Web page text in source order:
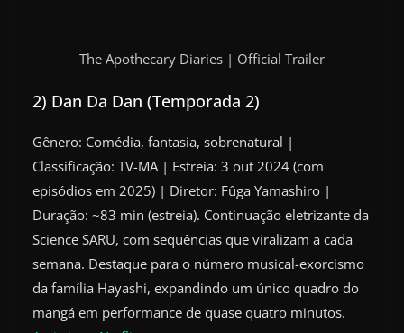
The Apothecary Diaries | Official Trailer
2) Dan Da Dan (Temporada 2)
Gênero: Comédia, fantasia, sobrenatural |
Classificação: TV-MA | Estreia: 3 out 2024 (com
episódios em 2025) | Diretor: Fûga Yamashiro |
Duração: ~83 min (estreia). Continuação eletrizante da
Science SARU, com sequências que viralizam a cada
semana. Destaque para o número musical-exorcismo
da família Hayashi, expandindo um único quadro do
mangá em performance de quase quatro minutos.